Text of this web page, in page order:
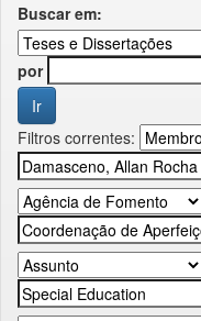
Buscar em:
por
Filtros correntes: